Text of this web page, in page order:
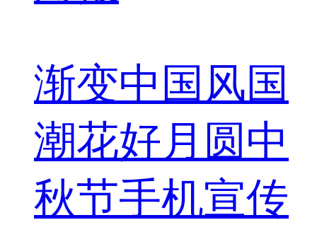
渐变中国风国
潮花好月圆中
秋节手机宣传